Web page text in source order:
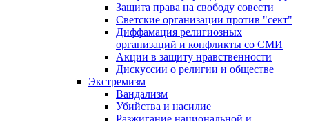
Защита права на свободу совести
Светские организации против "сект"
Диффамация религиозных
организаций и конфликты со СМИ
Акции в защиту нравственности
Дискуссии о религии и обществе
Экстремизм
Вандализм
Убийства и насилие
Разжигание национальной и